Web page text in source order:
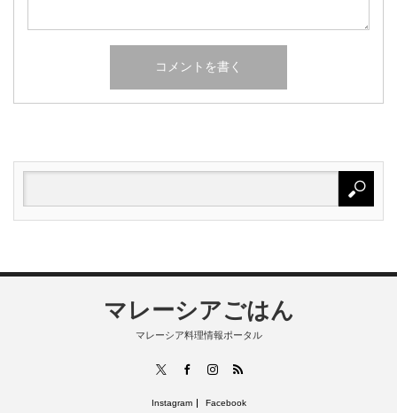
マレーシアごはん
マレーシア料理情報ポータル
FacebookInstagram
RSS
Instagram Facebook